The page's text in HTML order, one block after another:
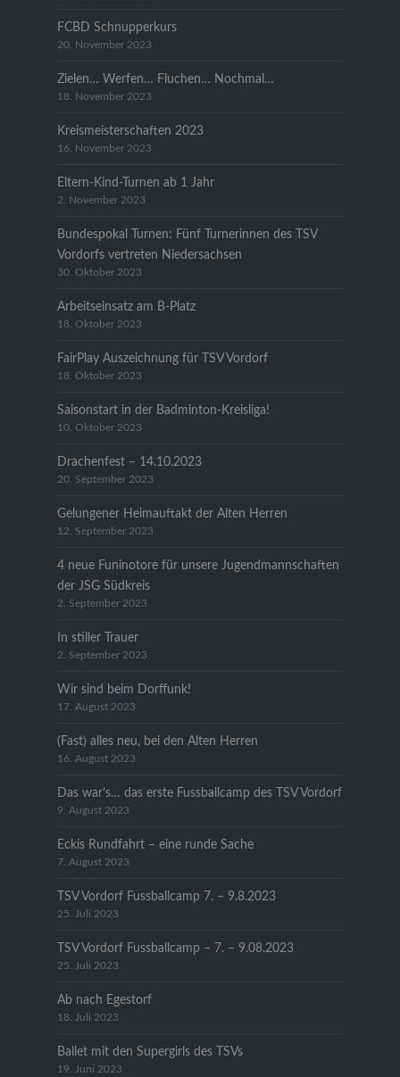
FCBD Schnupperkurs
20. November 2023
Zielen… Werfen… Fluchen… Nochmal…
18. November 2023
Kreismeisterschaften 2023
16. November 2023
Eltern-Kind-Turnen ab 1 Jahr
2. November 2023
Bundespokal Turnen: Fünf Turnerinnen des TSV
Vordorfs vertreten Niedersachsen
30. Oktober 2023
Arbeitseinsatz am B-Platz
18. Oktober 2023
FairPlay Auszeichnung für TSV Vordorf
18. Oktober 2023
Saisonstart in der Badminton-Kreisliga!
10. Oktober 2023
Drachenfest – 14.10.2023
20. September 2023
Gelungener Heimauftakt der Alten Herren
12. September 2023
4 neue Funinotore für unsere Jugendmannschaften
der JSG Südkreis
2. September 2023
In stiller Trauer
2. September 2023
Wir sind beim Dorffunk!
17. August 2023
(Fast) alles neu, bei den Alten Herren
16. August 2023
Das war’s… das erste Fussballcamp des TSV Vordorf
9. August 2023
Eckis Rundfahrt – eine runde Sache
7. August 2023
TSV Vordorf Fussballcamp 7. – 9.8.2023
25. Juli 2023
TSV Vordorf Fussballcamp – 7. – 9.08.2023
25. Juli 2023
Ab nach Egestorf
18. Juli 2023
Ballet mit den Supergirls des TSVs
19. Juni 2023